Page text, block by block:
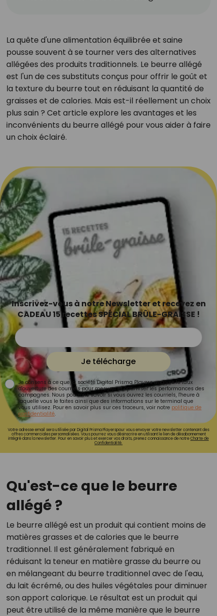
La quête d'une alimentation équilibrée et saine
pousse souvent à se tourner vers des alternatives
allégées des produits traditionnels. Le beurre allégé
est l'un de ces substituts conçus pour offrir le goût et
la texture du beurre tout en réduisant la quantité de
graisses et de calories. Mais est-il réellement un choix
plus sain ? Cet article explore les avantages et les
inconvénients du beurre allégé pour vous aider à faire
un choix éclairé.
Inscrivez-vous à notre Newsletter et recevez en
CADEAU 15 recettes SPÉCIAL BRÛLE-GRAISSE !
Je télécharge
Je consens à ce que la société Digital Prisma Players analyse le taux
d'ouverture des courriels pour mesurer et optimiser les performances des
campagnes. Nous pourrons savoir si vous ouvrez les courriels, l'heure à
laquelle vous le faites ainsi que des informations sur le terminal que
vous utilisez. Pour en savoir plus sur ces traceurs, voir notre politique de
confidentialité.
Votre adresse email sera utilisée par Digital Prisma Playerspour vous envoyer votre newsletter contenant des
offres commerciales personnalisées. Vous pourrez vous désinscrire en utilisant le lien de désabonnement
intégré dans la newsletter. Pour en savoir plus et exercer vos droits, prenez connaissance de notreCharte de
Confidentialité.
Qu'est-ce que le beurre
allégé ?
Le beurre allégé est un produit qui contient moins de
matières grasses et de calories que le beurre
traditionnel. Il est généralement fabriqué en
réduisant la teneur en matière grasse du beurre ou
en mélangeant du beurre traditionnel avec de l'eau,
du lait écrémé, ou des huiles végétales pour diminuer
son apport calorique. Le résultat est un produit qui
peut être utilisé de la même manière que le beurre